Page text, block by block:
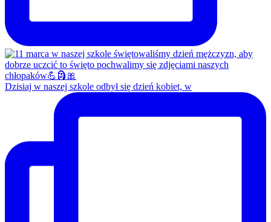
Dzisiaj w naszej szkole odbył się dzień kobiet, w